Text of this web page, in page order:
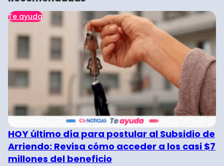
Te ayuda
HOY último día para postular al Subsidio de
Arriendo: Revisa cómo acceder a los casi $7
millones del beneficio